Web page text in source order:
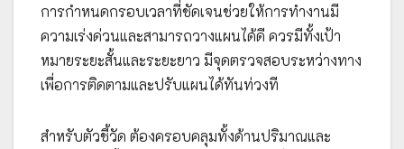
การกำหนดกรอบเวลาที่ชัดเจนช่วยให้การทำงานมี
ความเร่งด่วนและสามารถวางแผนได้ดี ควรมีทั้งเป้า
หมายระยะสั้นและระยะยาว มีจุดตรวจสอบระหว่างทาง
เพื่อการติดตามและปรับแผนได้ทันท่วงที
สำหรับตัวชี้วัด ต้องครอบคลุมทั้งด้านปริมาณและ